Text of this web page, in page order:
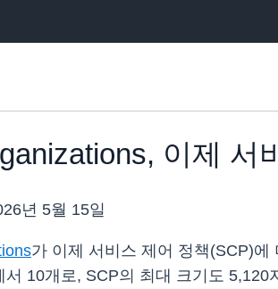
이제 서
년 5월 15일
가 이제 서비스 제어 정책(SCP)에
서 10개로, SCP의 최대 크기도 5,120